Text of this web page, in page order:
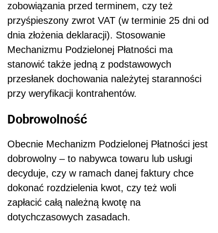
zobowiązania przed terminem, czy też
przyśpieszony zwrot VAT (w terminie 25 dni od
dnia złożenia deklaracji). Stosowanie
Mechanizmu Podzielonej Płatności ma
stanowić także jedną z podstawowych
przesłanek dochowania należytej staranności
przy weryfikacji kontrahentów.
Dobrowolność
Obecnie Mechanizm Podzielonej Płatności jest
dobrowolny – to nabywca towaru lub usługi
decyduje, czy w ramach danej faktury chce
dokonać rozdzielenia kwot, czy też woli
zapłacić całą należną kwotę na
dotychczasowych zasadach.